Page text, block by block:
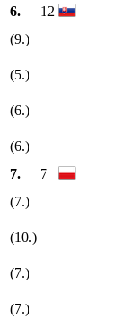
6.
12
(9.)
(5.)
(6.)
(6.)
7.
7
(7.)
(10.)
(7.)
(7.)